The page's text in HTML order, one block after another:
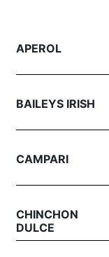
APEROL
BAILEYS IRISH
CAMPARI
CHINCHON
DULCE